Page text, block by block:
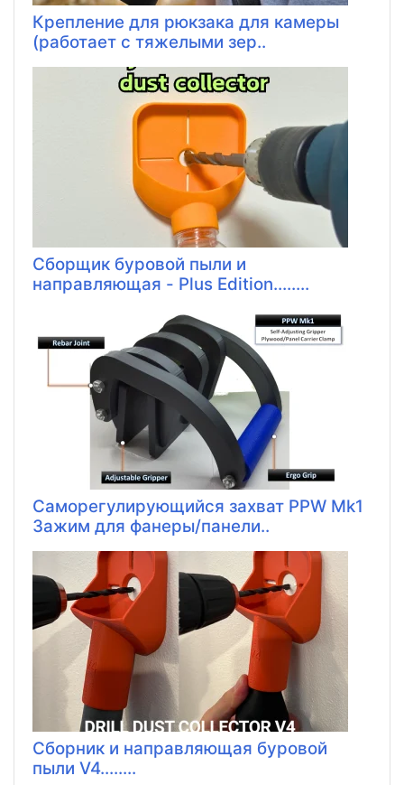
Крепление для рюкзака для камеры
(работает с тяжелыми зер..
Сборщик буровой пыли и
направляющая - Plus Edition........
Саморегулирующийся захват PPW Mk1
Зажим для фанеры/панели..
Сборник и направляющая буровой
пыли V4........